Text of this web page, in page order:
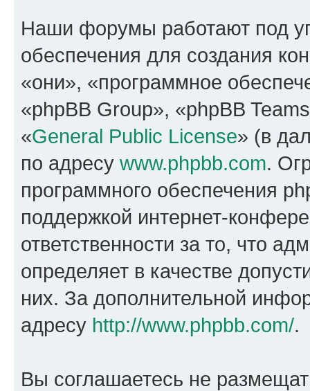
Наши форумы работают под
обеспечения для создания
«они», «программное
«phpBB Group», «phpBB
«General Public License» (в
по адресу www.phpbb.com.
программного обеспечения
поддержкой интернет-
ответственности за то, что
определяет в качестве
них. За дополнительной
адресу http://www.phpbb.com/.
Вы соглашаетесь не